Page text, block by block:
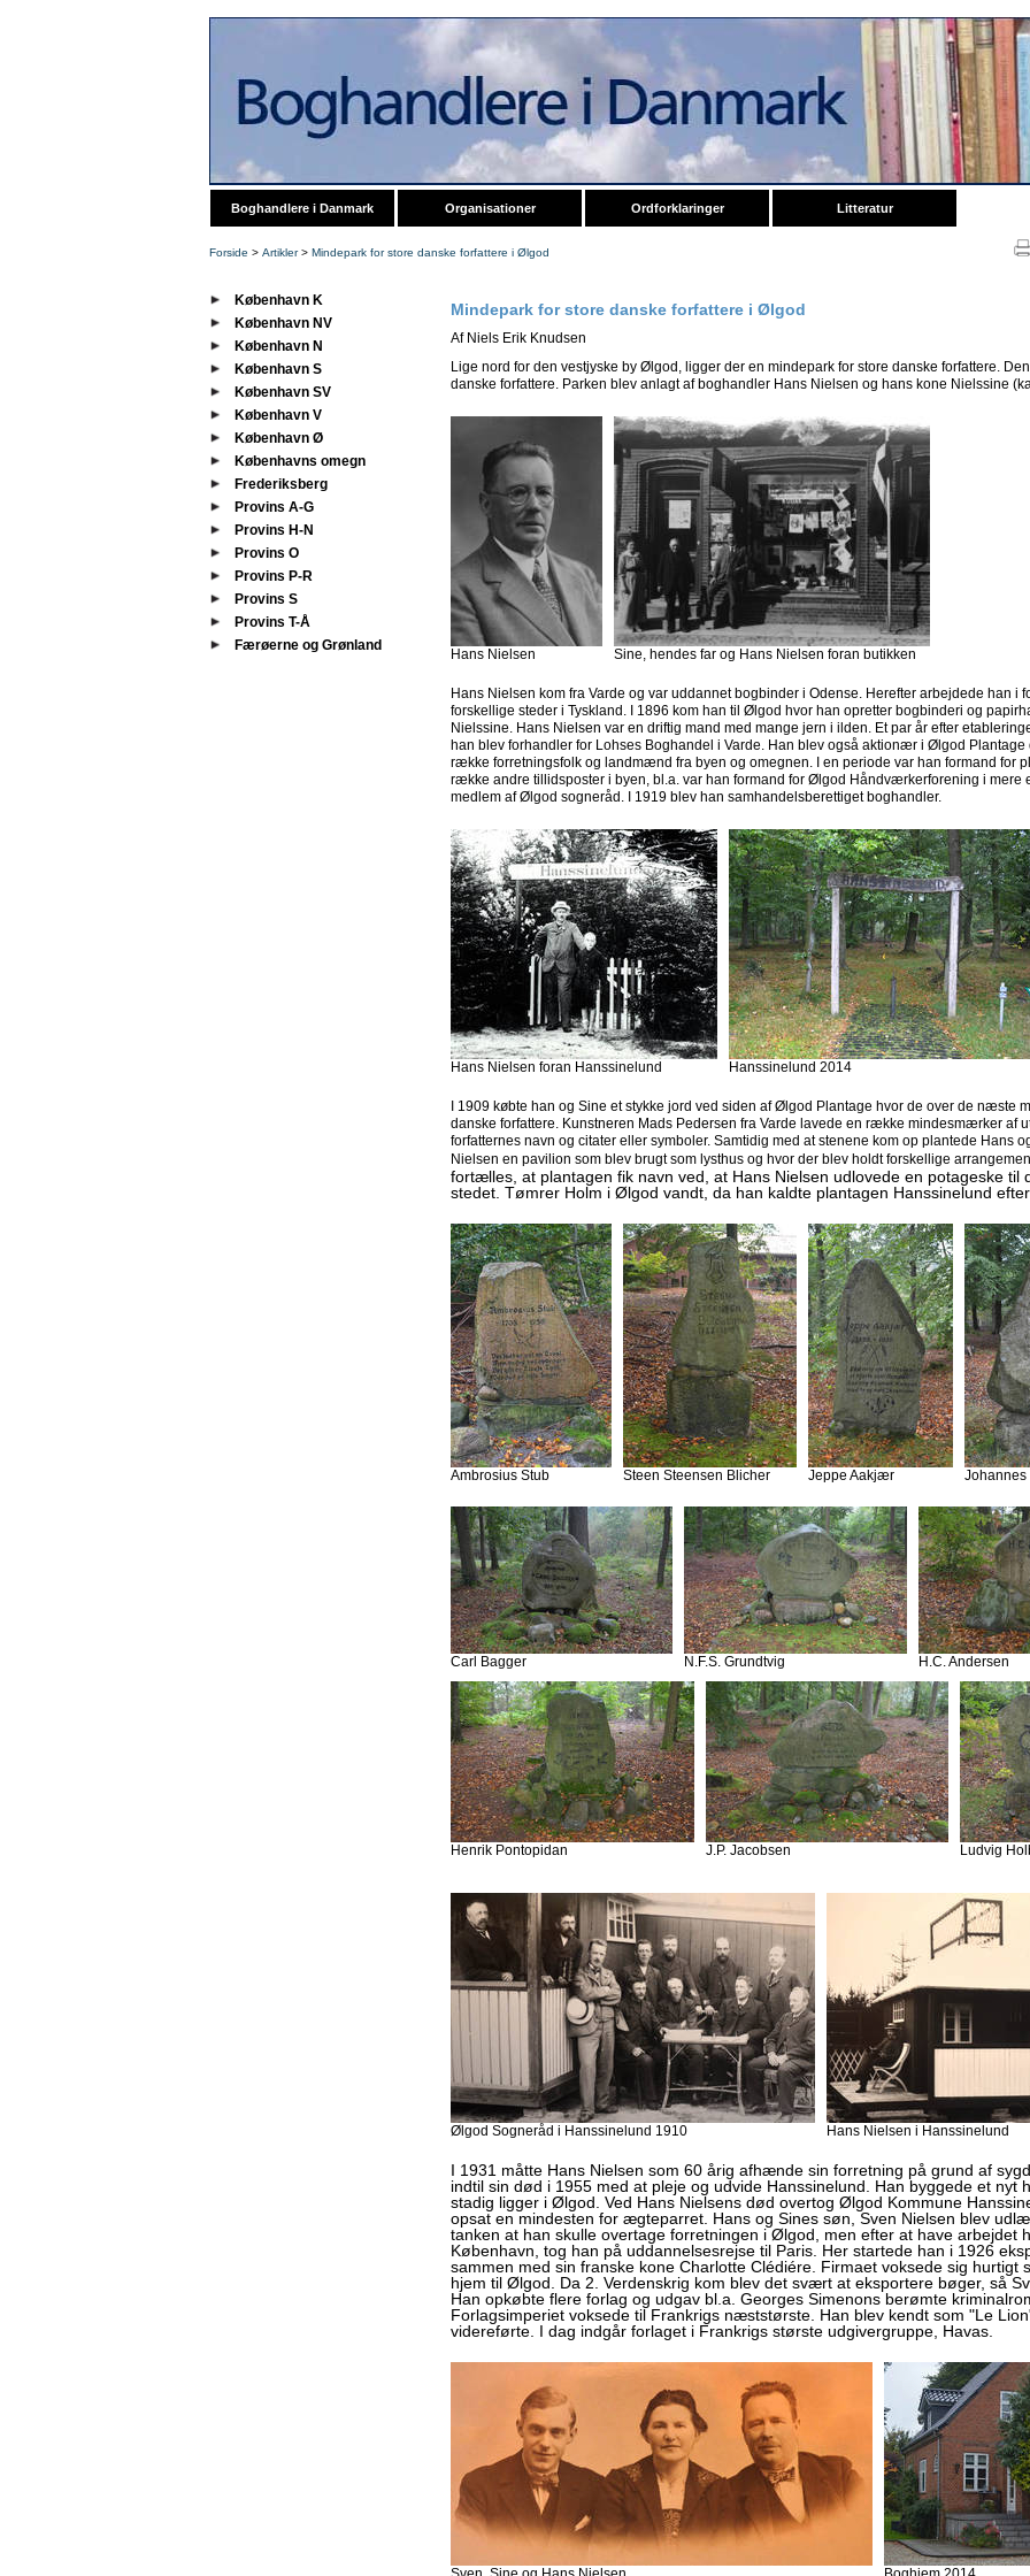
Boghandlere i Danmark Organisationer Ordforklaringer Litteratur
Forside > Artikler> Mindepark for store danske forfattere i Ølgod
København K
København NV
København N
København S
København SV
København V
København Ø
Københavns omegn
Frederiksberg
Provins A-G
Provins H-N
Provins O
Provins P-R
Provins S
Provins T-Å
Færøerne og Grønland
Mindepark for store danske forfattere i Ølgod
Af Niels Erik Knudsen
Lige nord for den vestjyske by Ølgod, ligger der en mindepark for store danske forfattere.
danske forfattere. Parken blev anlagt af boghandler Hans Nielsen og hans kone Nielssine
Hans Nielsen Sine, hendes far og Hans Nielsen foran butikken
Hans Nielsen kom fra Varde og var uddannet bogbinder i Odense. Herefter arbejdede han i
forskellige steder i Tyskland. I 1896 kom han til Ølgod hvor han opretter bogbinderi og
Nielssine. Hans Nielsen var en driftig mand med mange jern i ilden. Et par år efter
han blev forhandler for Lohses Boghandel i Varde. Han blev også aktionær i Ølgod
række forretningsfolk og landmænd fra byen og omegnen. I en periode var han formand for
række andre tillidsposter i byen, bl.a. var han formand for Ølgod Håndværkerforening i mere
medlem af Ølgod sogneråd. I 1919 blev han samhandelsberettiget boghandler.
Hans Nielsen foran Hanssinelund Hanssinelund 2014
I 1909 købte han og Sine et stykke jord ved siden af Ølgod Plantage hvor de over de næste
danske forfattere. Kunstneren Mads Pedersen fra Varde lavede en række mindesmærker af
forfatternes navn og citater eller symboler. Samtidig med at stenene kom op plantede Hans
Nielsen en pavilion som blev brugt som lysthus og hvor der blev holdt forskellige
fortælles, at plantagen fik navn ved, at Hans Nielsen udlovede en potageske til
stedet. Tømrer Holm i Ølgod vandt, da han kaldte plantagen Hanssinelund
Ambrosius Stub Steen Steensen Blicher Jeppe Aakjær Johannes
Carl Bagger N.F.S. Grundtvig H.C. Andersen
Henrik Pontopidan J.P. Jacobsen Ludvig
Ølgod Sogneråd i Hanssinelund 1910 Hans Nielsen i Hanssinelund
I 1931 måtte Hans Nielsen som 60 årig afhænde sin forretning på grund af
indtil sin død i 1955 med at pleje og udvide Hanssinelund. Han byggede et nyt
stadig ligger i Ølgod. Ved Hans Nielsens død overtog Ølgod Kommune
opsat en mindesten for ægteparret. Hans og Sines søn, Sven Nielsen blev
tanken at han skulle overtage forretningen i Ølgod, men efter at have arbejdet
København, tog han på uddannelsesrejse til Paris. Her startede han i 1926
sammen med sin franske kone Charlotte Clédiére. Firmaet voksede sig hurtigt
hjem til Ølgod. Da 2. Verdenskrig kom blev det svært at eksportere bøger, så
Han opkøbte flere forlag og udgav bl.a. Georges Simenons berømte
Forlagsimperiet voksede til Frankrigs næststørste. Han blev kendt som "Le
videreførte. I dag indgår forlaget i Frankrigs største udgivergruppe, Havas.